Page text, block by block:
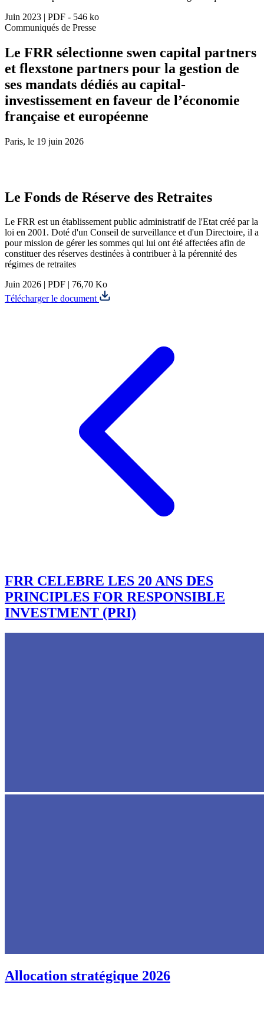
Juin 2023 | PDF - 546 ko
Communiqués de Presse
Le FRR sélectionne swen capital partners
et flexstone partners pour la gestion de
ses mandats dédiés au capital-
investissement en faveur de l’économie
française et européenne
Paris, le 19 juin 2026
Le Fonds de Réserve des Retraites
Le FRR est un établissement public administratif de l'Etat créé par la
loi en 2001. Doté d'un Conseil de surveillance et d'un Directoire, il a
pour mission de gérer les sommes qui lui ont été affectées afin de
constituer des réserves destinées à contribuer à la pérennité des
régimes de retraites
Juin 2026 | PDF | 76,70 Ko
Télécharger le document
FRR CELEBRE LES 20 ANS DES
PRINCIPLES FOR RESPONSIBLE
INVESTMENT (PRI)
Allocation stratégique 2026